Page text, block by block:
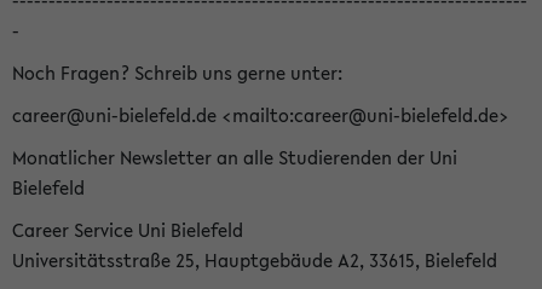
-
Noch Fragen? Schreib uns gerne unter:
career@uni-bielefeld.de <mailto:career@uni-bielefeld.de>
Monatlicher Newsletter an alle Studierenden der Uni
Bielefeld
Career Service Uni Bielefeld
Universitätsstraße 25, Hauptgebäude A2, 33615, Bielefeld